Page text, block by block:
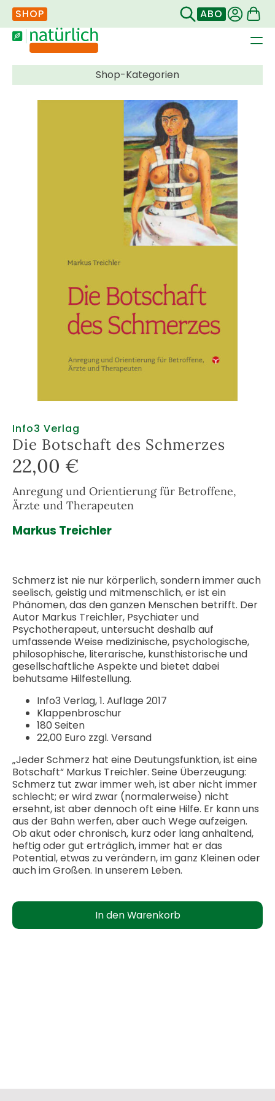
SHOP ABO
Info3 Verlag
Die Botschaft des Schmerzes
22,00 €
Anregung und Orientierung für Betroffene,
Ärzte und Therapeuten
Markus Treichler
Schmerz ist nie nur körperlich, sondern immer auch
seelisch, geistig und mitmenschlich, er ist ein
Phänomen, das den ganzen Menschen betrifft. Der
Autor Markus Treichler, Psychiater und
Psychotherapeut, untersucht deshalb auf
umfassende Weise medizinische, psychologische,
philosophische, literarische, kunsthistorische und
gesellschaftliche Aspekte und bietet dabei
behutsame Hilfestellung.
Info3 Verlag, 1. Auflage 2017
Klappenbroschur
180 Seiten
22,00 Euro zzgl. Versand
„Jeder Schmerz hat eine Deutungsfunktion, ist eine
Botschaft“ Markus Treichler. Seine Überzeugung:
Schmerz tut zwar immer weh, ist aber nicht immer
schlecht; er wird zwar (normalerweise) nicht
ersehnt, ist aber dennoch oft eine Hilfe. Er kann uns
aus der Bahn werfen, aber auch Wege aufzeigen.
Ob akut oder chronisch, kurz oder lang anhaltend,
heftig oder gut erträglich, immer hat er das
Potential, etwas zu verändern, im ganz Kleinen oder
auch im Großen. In unserem Leben.